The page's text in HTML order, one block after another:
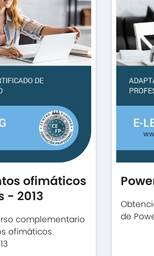
ofimáticos
- 2013
complementario
ofimáticos
de